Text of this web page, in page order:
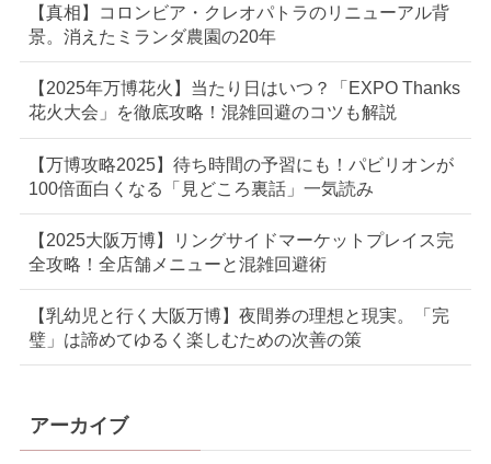
【真相】コロンビア・クレオパトラのリニューアル背
景。消えたミランダ農園の20年
【2025年万博花火】当たり日はいつ？「EXPO Thanks
花火大会」を徹底攻略！混雑回避のコツも解説
【万博攻略2025】待ち時間の予習にも！パビリオンが
100倍面白くなる「見どころ裏話」一気読み
【2025大阪万博】リングサイドマーケットプレイス完
全攻略！全店舗メニューと混雑回避術
【乳幼児と行く大阪万博】夜間券の理想と現実。「完
璧」は諦めてゆるく楽しむための次善の策
アーカイブ